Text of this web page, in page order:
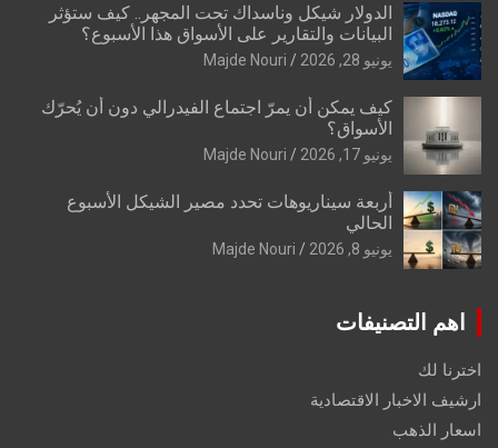
الدولار شيكل وناسداك تحت المجهر.. كيف ستؤثر
البيانات والتقارير على الأسواق هذا الأسبوع؟
يونيو 28, 2026 Majde Nouri
كيف يمكن أن يمرّ اجتماع الفيدرالي دون أن يُحرّك
الأسواق؟
يونيو 17, 2026 Majde Nouri
أربعة سيناريوهات تحدد مصير الشيكل الأسبوع
الحالي
يونيو 8, 2026 Majde Nouri
اهم التصنيفات
اخترنا لك
ارشيف الاخبار الاقتصادية
اسعار الذهب